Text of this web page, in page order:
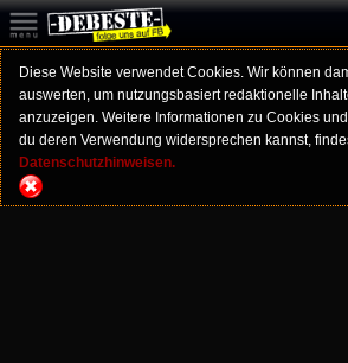
Diese Website verwendet Cookies. Wir können
auswerten, um nutzungsbasiert redaktionelle
anzuzeigen. Weitere Informationen zu Cookies
du deren Verwendung widersprechen kannst,
Datenschutzhinweisen.